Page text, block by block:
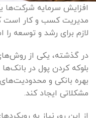
افزایش سرمایه
مدیریت کسب و کار است
لازم برای رشد و توسعه را
در گذشته، یکی از
بلوکه کردن پول در
بهره بانکی و
مشکلاتی ایجاد کند.